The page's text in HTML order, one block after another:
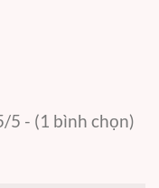
5 - (1 bình chọn)